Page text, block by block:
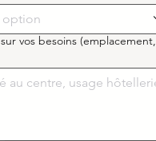
option
vos besoins (emplacement,